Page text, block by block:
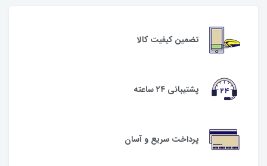
تضمین کیفیت کالا
پشتیبانی ۲۴ ساعته
پرداخت سریع و آسان